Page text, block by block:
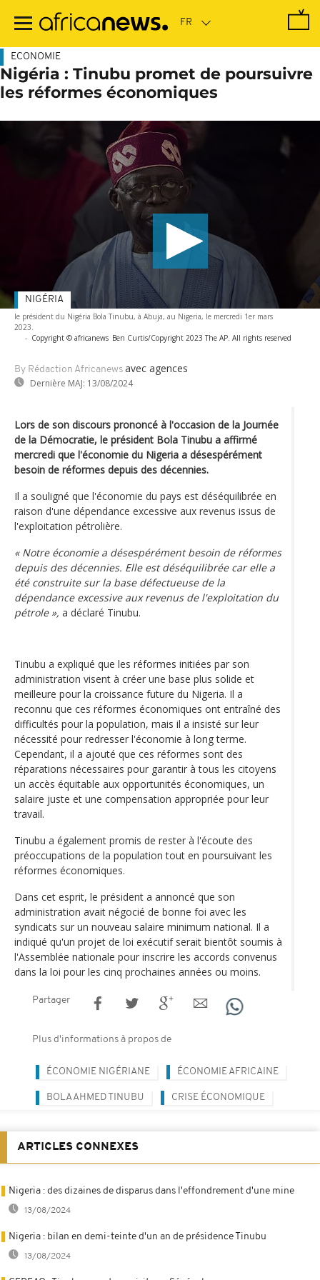
contenu
ECONOMIE
Nigéria : Tinubu promet de poursuivre
les réformes économiques
le président du Nigéria Bola Tinubu, à Abuja, au Nigeria, le mercredi 1er mars
2023.
- Copyright © africanews Ben Curtis/Copyright 2023 The AP. All rights reserved
By Rédaction Africanews avec agences
Dernière MAJ: 13/08/2024
NIGÉRIA
Lors de son discours prononcé à l'occasion de la Journée
de la Démocratie, le président Bola Tinubu a affirmé
mercredi que l'économie du Nigeria a désespérément
besoin de réformes depuis des décennies.
Il a souligné que l'économie du pays est déséquilibrée en
raison d'une dépendance excessive aux revenus issus de
l'exploitation pétrolière.
« Notre économie a désespérément besoin de réformes
depuis des décennies. Elle est déséquilibrée car elle a
été construite sur la base défectueuse de la
dépendance excessive aux revenus de l'exploitation du
pétrole », a déclaré Tinubu.
Tinubu a expliqué que les réformes initiées par son
administration visent à créer une base plus solide et
meilleure pour la croissance future du Nigeria. Il a
reconnu que ces réformes économiques ont entraîné des
difficultés pour la population, mais il a insisté sur leur
nécessité pour redresser l'économie à long terme.
Cependant, il a ajouté que ces réformes sont des
réparations nécessaires pour garantir à tous les citoyens
un accès équitable aux opportunités économiques, un
salaire juste et une compensation appropriée pour leur
travail.
Tinubu a également promis de rester à l'écoute des
préoccupations de la population tout en poursuivant les
réformes économiques.
Dans cet esprit, le président a annoncé que son
administration avait négocié de bonne foi avec les
syndicats sur un nouveau salaire minimum national. Il a
indiqué qu'un projet de loi exécutif serait bientôt soumis à
l'Assemblée nationale pour inscrire les accords convenus
dans la loi pour les cinq prochaines années ou moins.
Partager
Plus d'informations à propos de
ÉCONOMIE NIGÉRIANE ÉCONOMIE AFRICAINE
BOLA AHMED TINUBU CRISE ÉCONOMIQUE
ARTICLES CONNEXES
Nigeria : des dizaines de disparus dans l'effondrement d'une mine
13/08/2024
Nigeria : bilan en demi-teinte d'un an de présidence Tinubu
13/08/2024